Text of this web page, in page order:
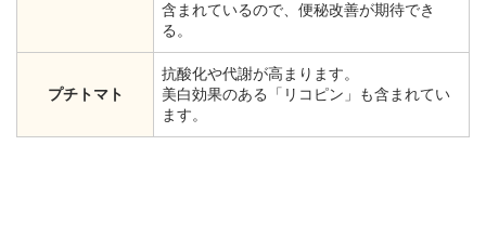
含まれているので、便秘改善が期待でき
る。
プチトマト
抗酸化や代謝が高まります。
美白効果のある「リコピン」も含まれてい
ます。